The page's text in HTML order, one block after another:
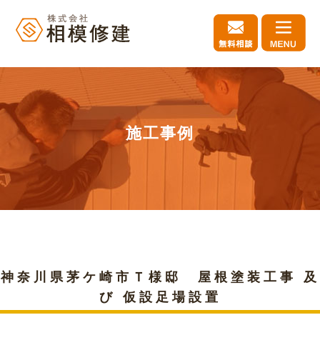
施工事例
神奈川県茅ケ崎市Ｔ様邸 屋根塗装工事 及
び 仮設足場設置